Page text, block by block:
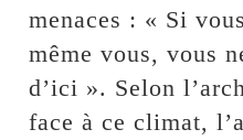
menaces : « Si
même vous, vous
d’ici ». Selon
face à ce climat,